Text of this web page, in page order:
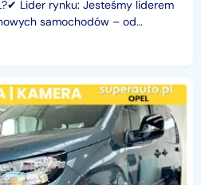
Lider rynku: Jesteśmy liderem
samochodów – od
po segment premium.✔